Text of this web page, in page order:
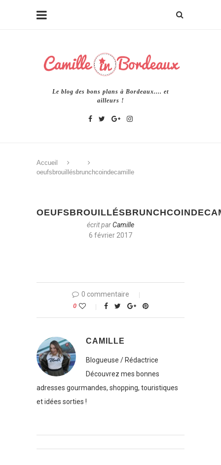
Le blog des bons plans à Bordeaux.... et
ailleurs !
Accueil
oeufsbrouillésbrunchcoindecamille
écrit parCamille
6 février 2017
0 commentaire
0
CAMILLE
Blogueuse / Rédactrice
Découvrez mes bonnes
adresses gourmandes, shopping, touristiques
et idées sorties !